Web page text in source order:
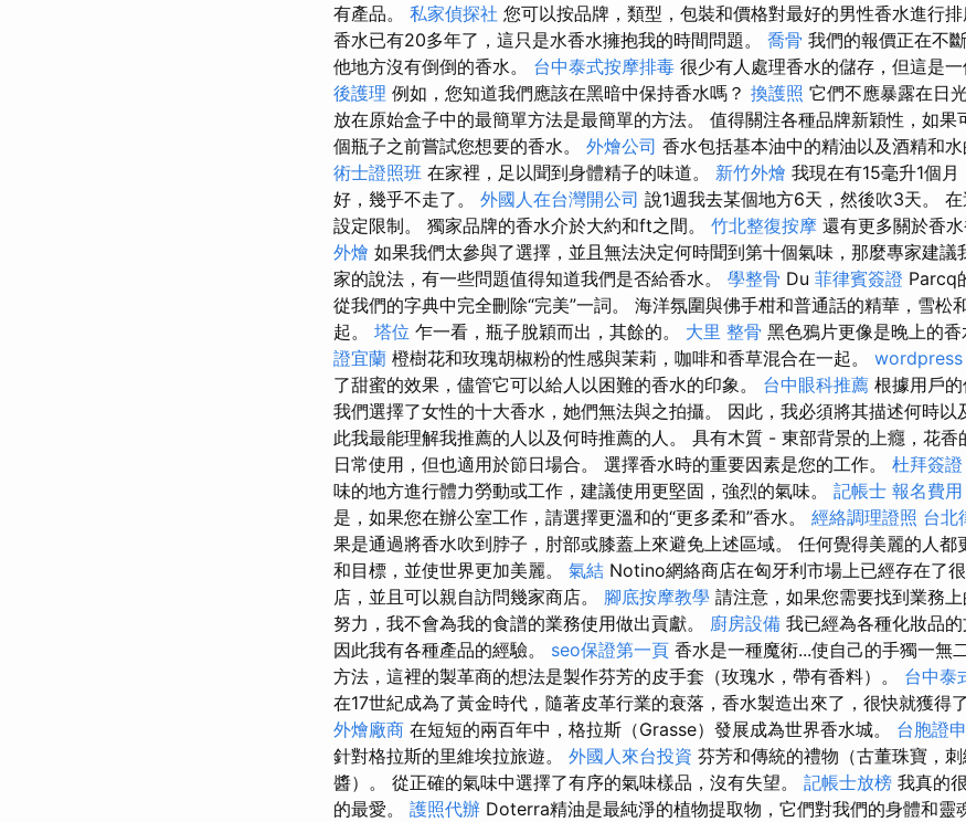
有產品。 私家偵探社 您可以按品牌，類型，包裝和價格對最好的男性香水進行
香水已有20多年了，這只是水香水擁抱我的時間問題。 喬骨 我們的報價正在不
他地方沒有倒倒的香水。 台中泰式按摩排毒 很少有人處理香水的儲存，但這是
後護理 例如，您知道我們應該在黑暗中保持香水嗎？ 換護照 它們不應暴露在日
放在原始盒子中的最簡單方法是最簡單的方法。 值得關注各種品牌新穎性，如果
個瓶子之前嘗試您想要的香水。 外燴公司 香水包括基本油中的精油以及酒精和水
術士證照班 在家裡，足以聞到身體精子的味道。 新竹外燴 我現在有15毫升1個
好，幾乎不走了。 外國人在台灣開公司 說1週我去某個地方6天，然後吹3天。
設定限制。 獨家品牌的香水介於大約和ft之間。 竹北整復按摩 還有更多關於香
外燴 如果我們太參與了選擇，並且無法決定何時聞到第十個氣味，那麼專家建議
家的說法，有一些問題值得知道我們是否給香水。 學整骨 Du 菲律賓簽證 Parcq
從我們的字典中完全刪除“完美”一詞。 海洋氛圍與佛手柑和普通話的精華，雪松
起。 塔位 乍一看，瓶子脫穎而出，其餘的。 大里 整骨 黑色鴉片更像是晚上的香
證宜蘭 橙樹花和玫瑰胡椒粉的性感與茉莉，咖啡和香草混合在一起。 wordpress
了甜蜜的效果，儘管它可以給人以困難的香水的印象。 台中眼科推薦 根據用戶的
我們選擇了女性的十大香水，她們無法與之拍攝。 因此，我必須將其描述何時以
此我最能理解我推薦的人以及何時推薦的人。 具有木質 - 東部背景的上癮，花香
日常使用，但也適用於節日場合。 選擇香水時的重要因素是您的工作。 杜拜簽證
味的地方進行體力勞動或工作，建議使用更堅固，強烈的氣味。 記帳士 報名費用
是，如果您在辦公室工作，請選擇更溫和的“更多柔和”香水。 經絡調理證照 台北
果是通過將香水吹到脖子，肘部或膝蓋上來避免上述區域。 任何覺得美麗的人都
和目標，並使世界更加美麗。 氣結 Notino網絡商店在匈牙利市場上已經存在了
店，並且可以親自訪問幾家商店。 腳底按摩教學 請注意，如果您需要找到業務
努力，我不會為我的食譜的業務使用做出貢獻。 廚房設備 我已經為各種化妝品
因此我有各種產品的經驗。 seo保證第一頁 香水是一種魔術...使自己的手獨一無
方法，這裡的製革商的想法是製作芬芳的皮手套（玫瑰水，帶有香料）。 台中泰
在17世紀成為了黃金時代，隨著皮革行業的衰落，香水製造出來了，很快就獲得
外燴廠商 在短短的兩百年中，格拉斯（Grasse）發展成為世界香水城。 台胞證
針對格拉斯的里維埃拉旅遊。 外國人來台投資 芬芳和傳統的禮物（古董珠寶，
醬）。 從正確的氣味中選擇了有序的氣味樣品，沒有失望。 記帳士放榜 我真的
的最愛。 護照代辦 Doterra精油是最純淨的植物提取物，它們對我們的身體和靈